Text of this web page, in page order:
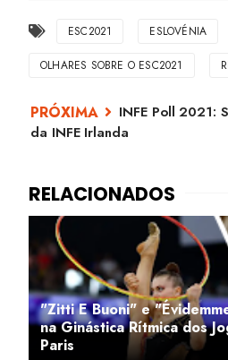
ESC2021 ESLOVÉNIA
OLHARES SOBRE O ESC2021
INFE Poll 2021:
da INFE Irlanda
"Zitti E Buoni" e
na Ginástica Rítmica dos
Paris